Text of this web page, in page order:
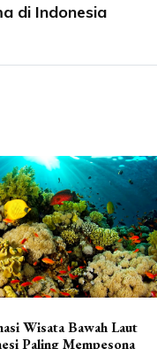
di Indonesia
Wisata Bawah Laut
Paling Mempesona